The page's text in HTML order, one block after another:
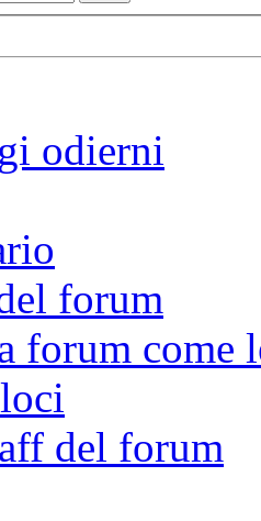
odierni
forum
forum come
del forum